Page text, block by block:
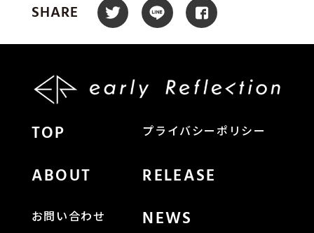
SHARE
TOP プライバシーポリシー
ABOUT RELEASE
お問い合わせ NEWS